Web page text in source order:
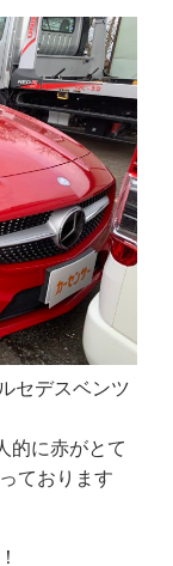
セデスベンツ
的に赤がとて
ております